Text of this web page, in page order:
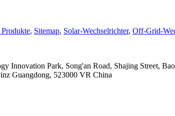
, Sitemap, Solar-Wechselrichter, Off-Grid-
Innovation Park, Song'an Road, Shajing Street,
Guangdong, 523000 VR China